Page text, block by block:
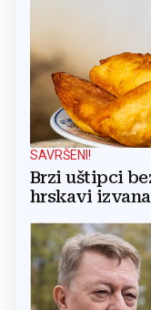
SAVRŠENI!
Brzi uštipci
hrskavi